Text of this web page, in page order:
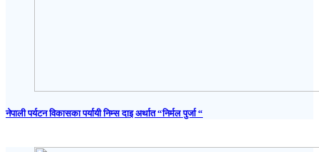
नेपाली पर्यटन विकासका पर्यायी निम्स दाइ अर्थात “निर्मल पुर्जा “